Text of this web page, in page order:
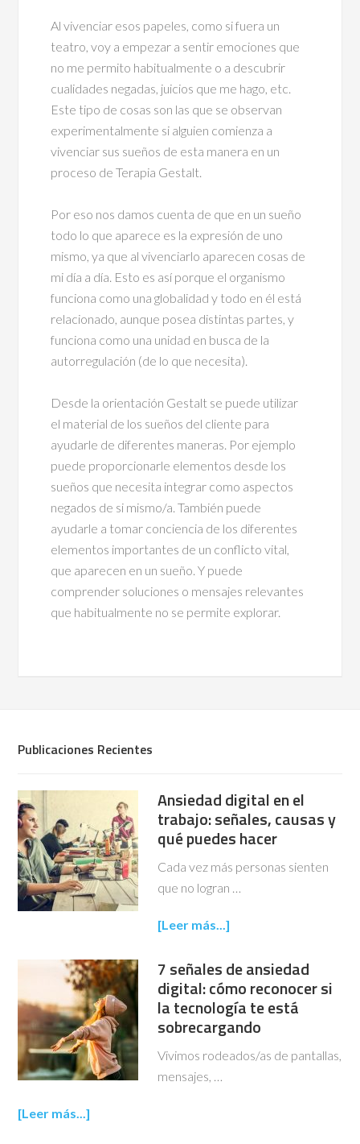
Al vivenciar esos papeles, como si fuera un
teatro, voy a empezar a sentir emociones que
no me permito habitualmente o a descubrir
cualidades negadas, juicios que me hago, etc.
Este tipo de cosas son las que se observan
experimentalmente si alguien comienza a
vivenciar sus sueños de esta manera en un
proceso de Terapia Gestalt.
Por eso nos damos cuenta de que en un sueño
todo lo que aparece es la expresión de uno
mismo, ya que al vivenciarlo aparecen cosas de
mi día a día. Esto es así porque el organismo
funciona como una globalidad y todo en él está
relacionado, aunque posea distintas partes, y
funciona como una unidad en busca de la
autorregulación (de lo que necesita).
Desde la orientación Gestalt se puede utilizar
el material de los sueños del cliente para
ayudarle de diferentes maneras. Por ejemplo
puede proporcionarle elementos desde los
sueños que necesita integrar como aspectos
negados de si mismo/a. También puede
ayudarle a tomar conciencia de los diferentes
elementos importantes de un conflicto vital,
que aparecen en un sueño. Y puede
comprender soluciones o mensajes relevantes
que habitualmente no se permite explorar.
Publicaciones Recientes
Ansiedad digital en el
trabajo: señales, causas y
qué puedes hacer
Cada vez más personas sienten
que no logran …
[Leer más...]
7 señales de ansiedad
digital: cómo reconocer si
la tecnología te está
sobrecargando
Vivimos rodeados/as de pantallas,
mensajes, …
[Leer más...]